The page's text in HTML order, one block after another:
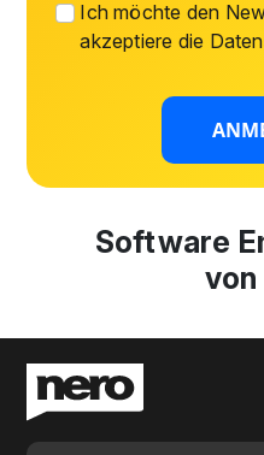
Ich möchte den
akzeptiere die
Software
von